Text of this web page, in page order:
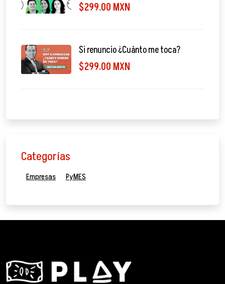
$299.00 MXN
Si renuncio ¿Cuánto me toca?
$299.00 MXN
Categorías
Empresas PyMES